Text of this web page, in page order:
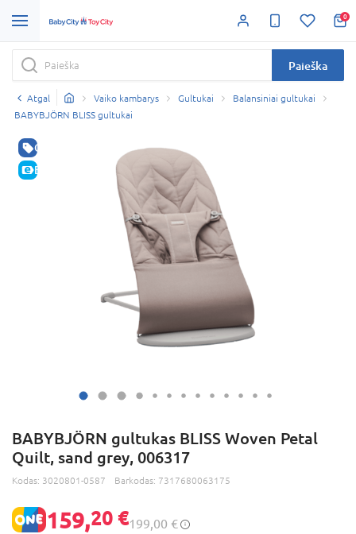
0
Paieška
Atgal Vaiko kambarys Gultukai
Balansiniai gultukai
BABYBJÖRN BLISS gultukai
GERA KAINA
E-KAINA
BABYBJÖRN gultukas BLISS Woven Petal
Quilt, sand grey, 006317
Kodas: 3020801-0587 Barkodas: 7317680063175
159,20 €199,00 €